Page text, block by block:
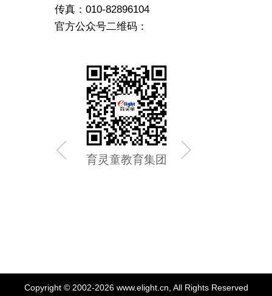
传真：010-82896104
官方公众号二维码：
育灵童教育集团
Copyright © 2002-2026 www.elight.cn, All Rights Reserved